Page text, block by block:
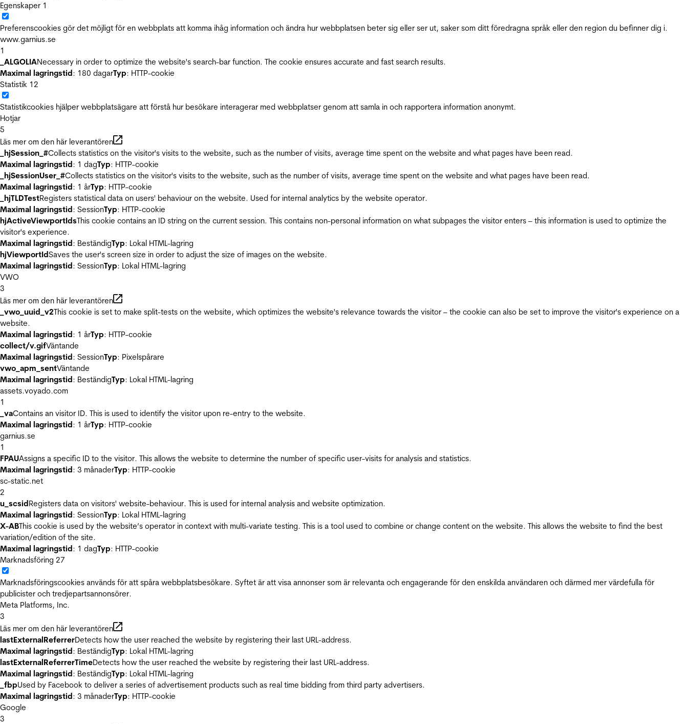
Egenskaper 1
Preferenscookies gör det möjligt för en webbplats att komma ihåg information och ändra hur webbplatsen beter sig eller ser ut, saker som ditt föredragna språk eller den region du befinner dig i.
www.garnius.se
1
_ALGOLIANecessary in order to optimize the website's search-bar function. The cookie ensures accurate and fast search results.
Maximal lagringstid: 180 dagarTyp: HTTP-cookie
Statistik 12
Statistikcookies hjälper webbplatsägare att förstå hur besökare interagerar med webbplatser genom att samla in och rapportera information anonymt.
Hotjar
5
Läs mer om den här leverantören
_hjSession_#Collects statistics on the visitor's visits to the website, such as the number of visits, average time spent on the website and what pages have been read.
Maximal lagringstid: 1 dagTyp: HTTP-cookie
_hjSessionUser_#Collects statistics on the visitor's visits to the website, such as the number of visits, average time spent on the website and what pages have been read.
Maximal lagringstid: 1 årTyp: HTTP-cookie
_hjTLDTestRegisters statistical data on users' behaviour on the website. Used for internal analytics by the website operator.
Maximal lagringstid: SessionTyp: HTTP-cookie
hjActiveViewportIdsThis cookie contains an ID string on the current session. This contains non-personal information on what subpages the visitor enters – this information is used to optimize the
visitor's experience.
Maximal lagringstid: BeständigTyp: Lokal HTML-lagring
hjViewportIdSaves the user's screen size in order to adjust the size of images on the website.
Maximal lagringstid: SessionTyp: Lokal HTML-lagring
VWO
3
Läs mer om den här leverantören
_vwo_uuid_v2This cookie is set to make split-tests on the website, which optimizes the website's relevance towards the visitor – the cookie can also be set to improve the visitor's experience on a
website.
Maximal lagringstid: 1 årTyp: HTTP-cookie
collect/v.gifVäntande
Maximal lagringstid: SessionTyp: Pixelspårare
vwo_apm_sentVäntande
Maximal lagringstid: BeständigTyp: Lokal HTML-lagring
assets.voyado.com
1
_vaContains an visitor ID. This is used to identify the visitor upon re-entry to the website.
Maximal lagringstid: 1 årTyp: HTTP-cookie
garnius.se
1
FPAUAssigns a specific ID to the visitor. This allows the website to determine the number of specific user-visits for analysis and statistics.
Maximal lagringstid: 3 månaderTyp: HTTP-cookie
sc-static.net
2
u_scsidRegisters data on visitors' website-behaviour. This is used for internal analysis and website optimization.
Maximal lagringstid: SessionTyp: Lokal HTML-lagring
X-ABThis cookie is used by the website’s operator in context with multi-variate testing. This is a tool used to combine or change content on the website. This allows the website to find the best
variation/edition of the site.
Maximal lagringstid: 1 dagTyp: HTTP-cookie
Marknadsföring 27
Marknadsföringscookies används för att spåra webbplatsbesökare. Syftet är att visa annonser som är relevanta och engagerande för den enskilda användaren och därmed mer värdefulla för
publicister och tredjepartsannonsörer.
Meta Platforms, Inc.
3
Läs mer om den här leverantören
lastExternalReferrerDetects how the user reached the website by registering their last URL-address.
Maximal lagringstid: BeständigTyp: Lokal HTML-lagring
lastExternalReferrerTimeDetects how the user reached the website by registering their last URL-address.
Maximal lagringstid: BeständigTyp: Lokal HTML-lagring
_fbpUsed by Facebook to deliver a series of advertisement products such as real time bidding from third party advertisers.
Maximal lagringstid: 3 månaderTyp: HTTP-cookie
Google
3